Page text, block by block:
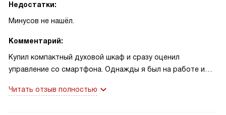
Недостатки:
Минусов не нашёл.
Комментарий:
Купил компактный духовой шкаф и сразу оценил
управление со смартфона. Однажды я был на работе и
в восторге. В другой раз ставил замороженную пиццу на
Читать отзыв полностью